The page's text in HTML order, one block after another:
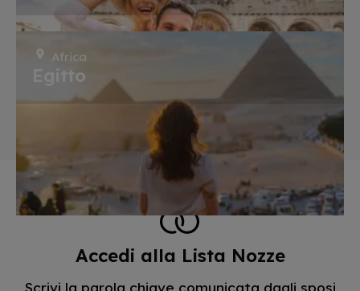
Africa
Egitto
Accedi alla Lista Nozze
Scrivi la parola chiave comunicata dagli sposi